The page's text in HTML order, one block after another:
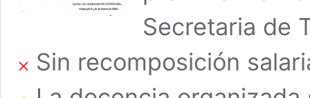
Secretaria de
Sin recomposición